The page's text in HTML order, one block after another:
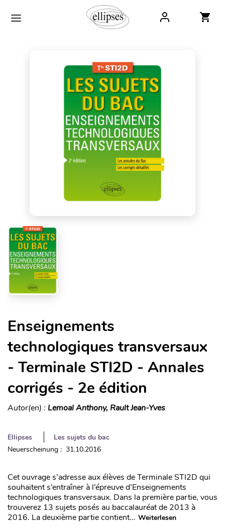
Enseignements
technologiques transversaux
- Terminale STI2D - Annales
corrigés - 2e édition
Autor(en) : Lemoal Anthony, Rault Jean-Yves
Ellipses
Les sujets du bac
Neuerscheinung : 31.10.2016
Cet ouvrage s’adresse aux élèves de Terminale STI2D qui
souhaitent s’entraîner à l’épreuve d’Enseignements
technologiques transversaux. Dans la première partie, vous
trouverez 13 sujets posés au baccalauréat de 2013 à
2016. La deuxième partie contient... Weiterlesen